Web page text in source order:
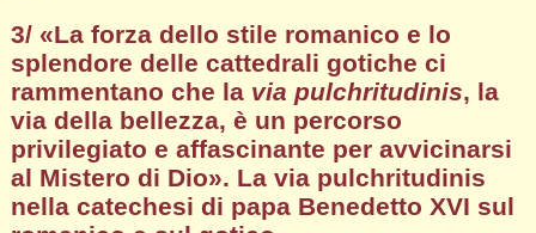
3/ «La forza dello stile romanico e lo
splendore delle cattedrali gotiche ci
rammentano che la via pulchritudinis, la
via della bellezza, è un percorso
privilegiato e affascinante per avvicinarsi
al Mistero di Dio». La via pulchritudinis
nella catechesi di papa Benedetto XVI sul